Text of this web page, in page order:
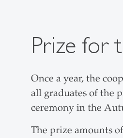
Prize for
Once a year, the
all graduates of the
ceremony in the
The prize amounts